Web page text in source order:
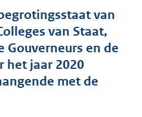
o
o
t
e
:
van
van Staat,
Gouverneurs en de
het jaar 2020
met de